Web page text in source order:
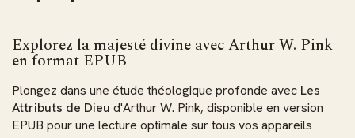
Explorez la majesté divine avec Arthur W. Pink
en format EPUB
Plongez dans une étude théologique profonde avec Les
Attributs de Dieu d'Arthur W. Pink, disponible en version
EPUB pour une lecture optimale sur tous vos appareils